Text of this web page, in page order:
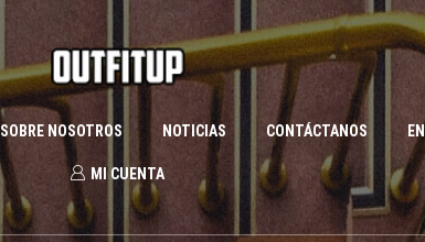
SOBRE NOSOTROS NOTICIAS CONTÁCTANOS
MI CUENTA